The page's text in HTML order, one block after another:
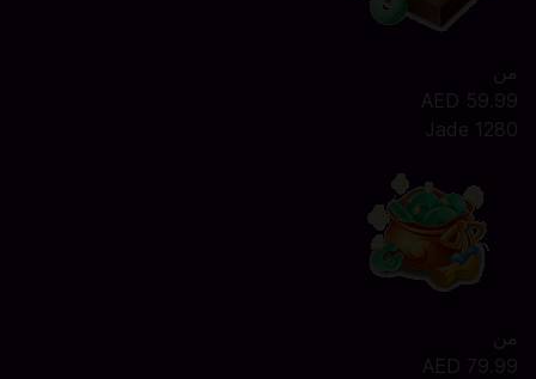
من
AED 59.99
1280 Jade
من
AED 79.99